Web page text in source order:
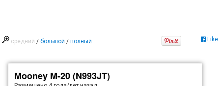
средний /большой /полный Like
Mooney M-20 (N993JT)